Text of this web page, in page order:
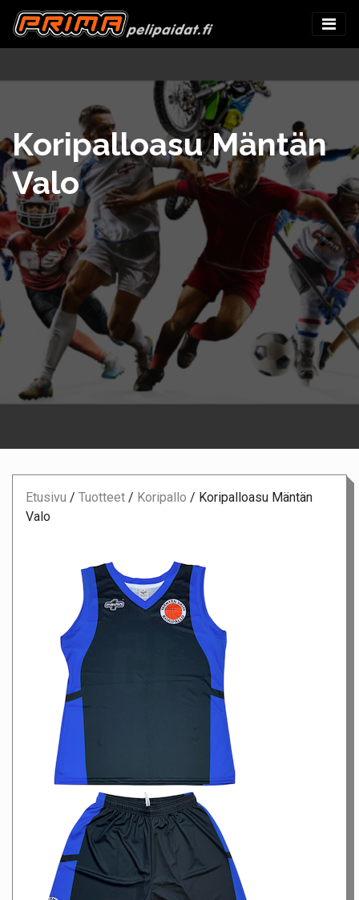
Koripalloasu Mäntän
Valo
Etusivu / Tuotteet / Koripallo / Koripalloasu Mäntän
Valo